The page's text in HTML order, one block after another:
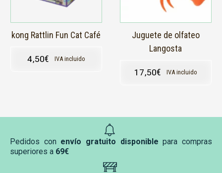
kong Rattlin Fun Cat Café
4,50€ IVA incluido
elegir
en
página
Juguete de olfateo
Langosta
17,50€ IVA incluido
Pedidos con envío gratuito disponible para compras
superiores a 69€